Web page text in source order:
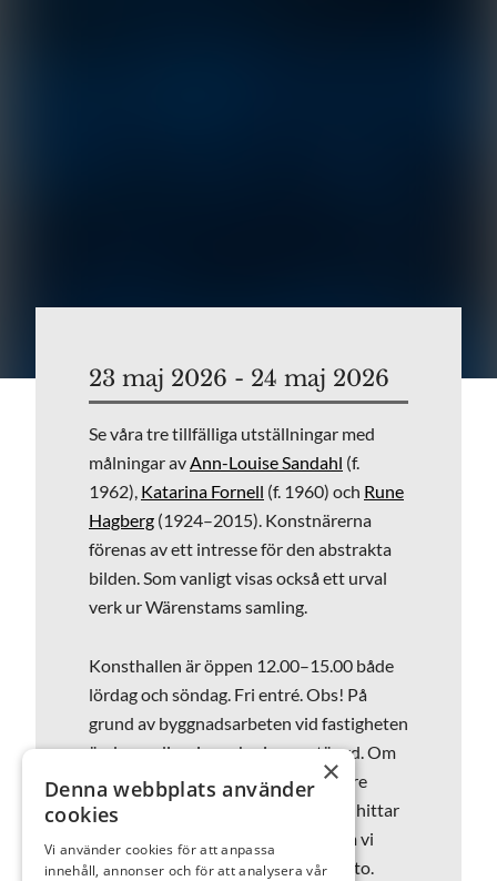
23 maj 2026 - 24 maj 2026
Se våra tre tillfälliga utställningar med
målningar avAnn-Louise Sandahl (f.
1962), Katarina Fornell (f. 1960) och Rune
Hagberg (1924–2015). Konstnärerna
förenas av ett intresse för den abstrakta
bilden. Som vanligt visas också ett urval
verk ur Wärenstams samling.
Konsthallen är öppen 12.00–15.00 både
lördag och söndag. Fri entré. Obs! På
grund av byggnadsarbeten vid fastigheten
är den ordinarie parkeringen stängd. Om
du kommer med bil, parkera närmare
Knalleland. Entrén till Wärenstams hittar
du för närvarande i trapphuset som vi
delar med Abecita Popkonst och foto.
×
Denna webbplats använder
cookies
Vi använder cookies för att anpassa
innehåll, annonser och för att analysera vår